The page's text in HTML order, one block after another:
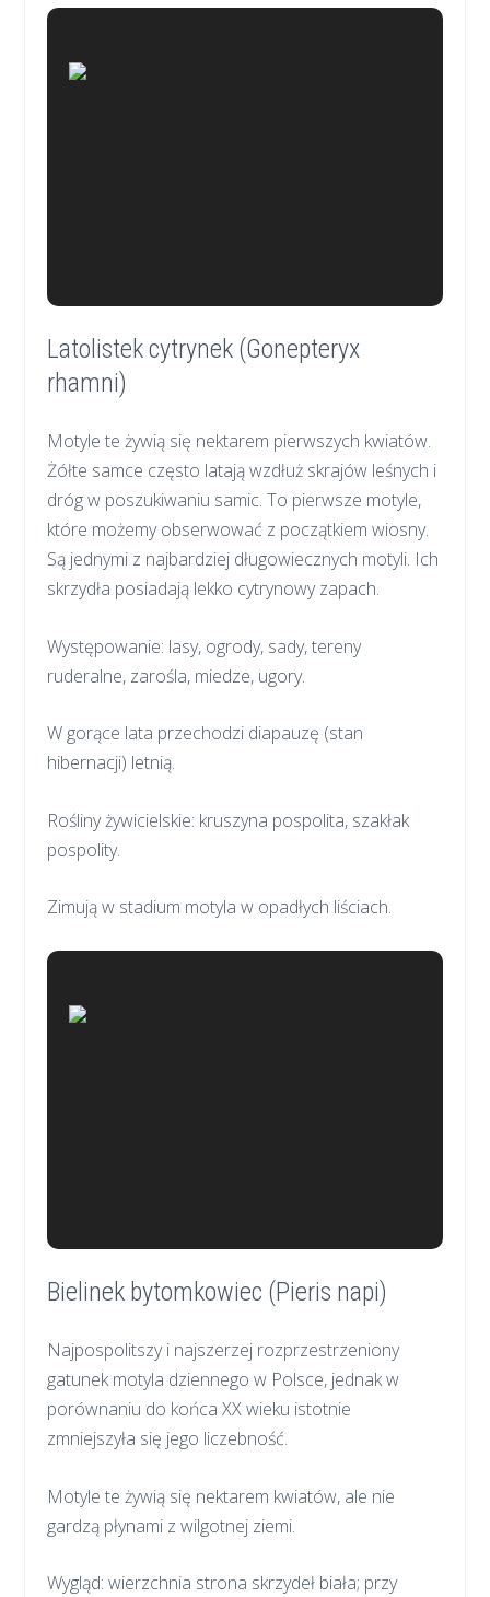
Latolistek cytrynek (Gonepteryx
rhamni)
Motyle te żywią się nektarem pierwszych kwiatów.
Żółte samce często latają wzdłuż skrajów leśnych i
dróg w poszukiwaniu samic. To pierwsze motyle,
które możemy obserwować z początkiem wiosny.
Są jednymi z najbardziej długowiecznych motyli. Ich
skrzydła posiadają lekko cytrynowy zapach.
Występowanie: lasy, ogrody, sady, tereny
ruderalne, zarośla, miedze, ugory.
W gorące lata przechodzi diapauzę (stan
hibernacji) letnią.
Rośliny żywicielskie: kruszyna pospolita, szakłak
pospolity.
Zimują w stadium motyla w opadłych liściach.
Bielinek bytomkowiec (Pieris napi)
Najpospolitszy i najszerzej rozprzestrzeniony
gatunek motyla dziennego w Polsce, jednak w
porównaniu do końca XX wieku istotnie
zmniejszyła się jego liczebność.
Motyle te żywią się nektarem kwiatów, ale nie
gardzą płynami z wilgotnej ziemi.
Wygląd: wierzchnia strona skrzydeł biała; przy